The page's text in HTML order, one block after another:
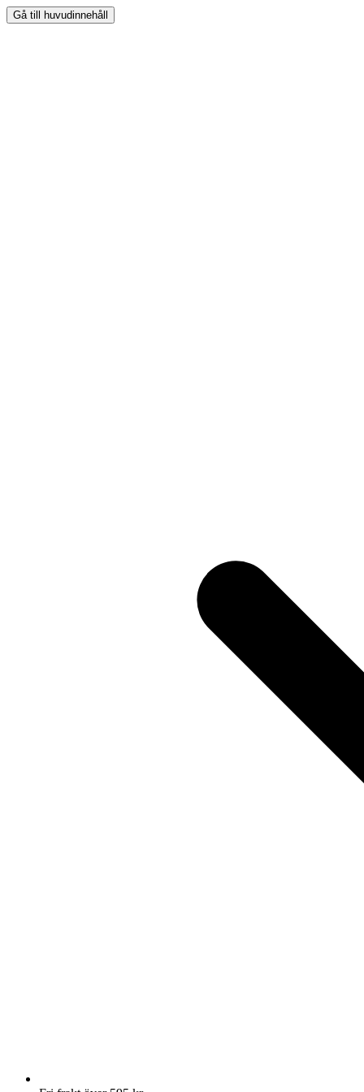
Gå till huvudinnehåll